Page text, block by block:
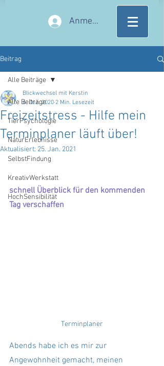
Anmelden
Beitrag
Alle Beiträge
TierPsychologie
NaturErlebnisse
SelbstFindung
KreativWerkstatt
HochSensibilität
Alle Beiträge
Freizeitstress - Hilfe mein
Terminplaner läuft über!
Blickwechsel mit Kerstin
6. Dez. 2020 2 Min. Lesezeit
Aktualisiert: 25. Jan. 2021
schnell Überblick für den kommenden
Tag verschaffen
Terminplaner
Abends habe ich es mir zur
Angewohnheit gemacht, meinen